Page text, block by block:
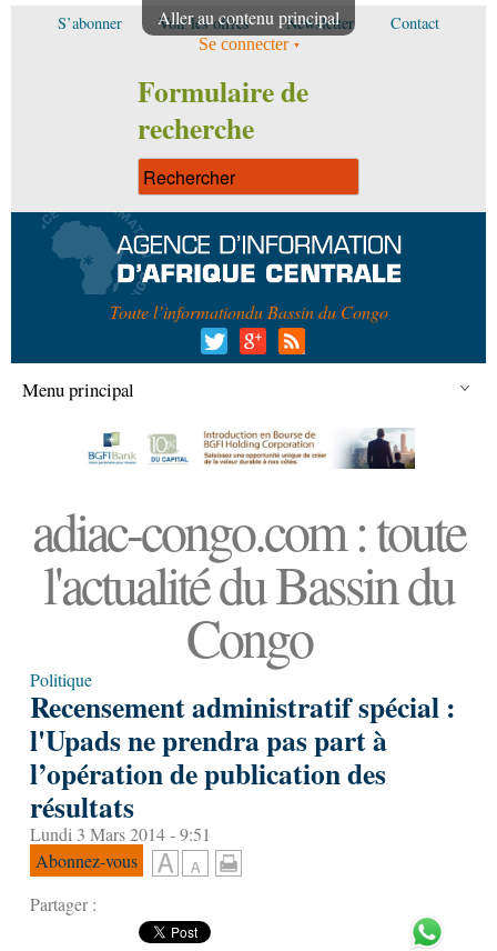
Aller au contenu principal
S’abonner Voir les offres Newsletter Contact
Se connecter
Formulaire de
recherche
Toute l’informationdu Bassin du Congo
Menu principal
adiac-congo.com : toute
l'actualité du Bassin du
Congo
Politique
Recensement administratif spécial :
l'Upads ne prendra pas part à
l’opération de publication des
résultats
Lundi 3 Mars 2014 - 9:51
Abonnez-vous
Partager :